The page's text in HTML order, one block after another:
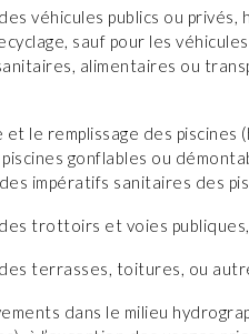
véhicules publics ou
sauf pour les
alimentaires ou
et le remplissage des piscines
piscines gonflables ou
impératifs sanitaires des
trottoirs et voies
terrasses, toitures, ou
dans le milieu